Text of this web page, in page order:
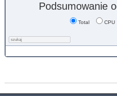
Podsumowanie
Total CPU